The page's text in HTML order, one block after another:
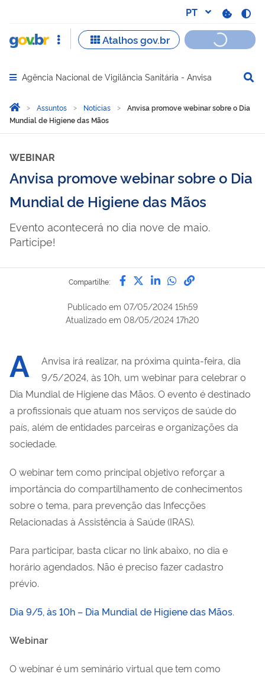
Abrir menu principal de navegação
Agência Nacional de Vigilância Sanitária - Anvisa
Você está aqui:
Página Inicial
Assuntos Notícias
Anvisa promove webinar sobre o Dia
Mundial de Higiene das Mãos
WEBINAR
Anvisa promove webinar sobre o Dia
Mundial de Higiene das Mãos
Evento acontecerá no dia nove de maio.
Participe!
Compartilhe: Compartilhe por Facebook
Compartilhe por Twitter
Compartilhe por
Compartilhe
link para
Publicado em 07/05/2024 15h59
Atualizado em 08/05/2024 17h20
A
Anvisa irá realizar, na próxima quinta-feira, dia
9/5/2024, às 10h, um webinar para celebrar o
Dia Mundial de Higiene das Mãos. O evento é destinado
a profissionais que atuam nos serviços de saúde do
país, além de entidades parceiras e organizações da
sociedade.
O webinar tem como principal objetivo reforçar a
importância do compartilhamento de conhecimentos
sobre o tema, para prevenção das Infecções
Relacionadas à Assistência à Saúde (IRAS).
Para participar, basta clicar no link abaixo, no dia e
horário agendados. Não é preciso fazer cadastro
prévio.
Dia 9/5, às 10h – Dia Mundial de Higiene das Mãos.
Webinar
O webinar é um seminário virtual que tem como